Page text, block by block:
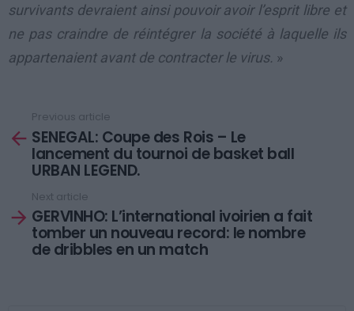
survivants devraient ainsi pouvoir avoir l’esprit libre et
ne pas craindre de réintégrer la société à laquelle ils
appartenaient avant de contracter le virus. »
more
Previous article
SENEGAL: Coupe des Rois – Le
lancement du tournoi de basket ball
URBAN LEGEND.
Next article
GERVINHO: L’international ivoirien a fait
tomber un nouveau record: le nombre
de dribbles en un match